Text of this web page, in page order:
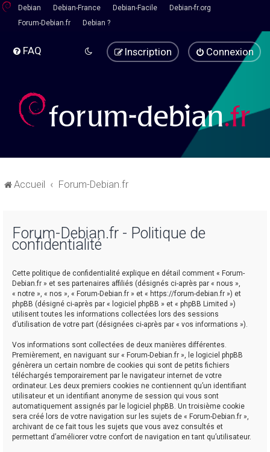
Debian Debian-France Debian-Facile
Debian-fr.org
Forum-Debian.fr
Debian ?
FAQ Connexion
Inscription
Accueil Forum-Debian.fr
Forum-Debian.fr - Politique de
confidentialité
Cette politique de confidentialité explique en détail comment « Forum-
Debian.fr » et ses partenaires affiliés (désignés ci-après par « nous »,
« notre », « nos », « Forum-Debian.fr » et « https://forum-debian.fr ») et
phpBB (désigné ci-après par « logiciel phpBB » et « phpBB Limited »)
utilisent toutes les informations collectées lors des sessions
d’utilisation de votre part (désignées ci-après par « vos informations »).
Vos informations sont collectées de deux manières différentes.
Premièrement, en naviguant sur « Forum-Debian.fr », le logiciel phpBB
génèrera un certain nombre de cookies qui sont de petits fichiers
téléchargés temporairement par le navigateur internet de votre
ordinateur. Les deux premiers cookies ne contiennent qu’un identifiant
utilisateur et un identifiant anonyme de session qui vous sont
automatiquement assignés par le logiciel phpBB. Un troisième cookie
sera créé lors de votre navigation sur les sujets de « Forum-Debian.fr »,
archivant de ce fait tous les sujets que vous avez consultés et
permettant d’améliorer votre confort de navigation en tant qu’utilisateur.